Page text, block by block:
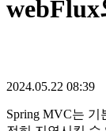
2024.05.22 08:39
Spring MVC는